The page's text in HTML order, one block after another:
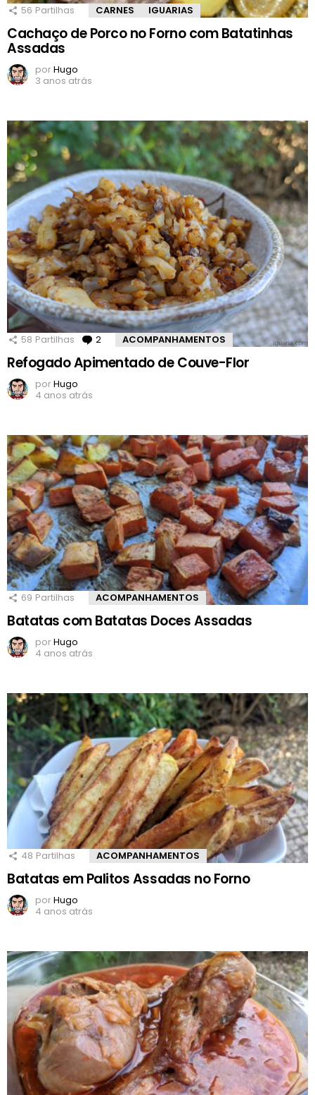
56 Partilhas CARNES IGUARIAS
Cachaço de Porco no Forno com Batatinhas
Assadas
porHugo
3 anos atrás
58 Partilhas 2 Comentários
ACOMPANHAMENTOS
Refogado Apimentado de Couve-Flor
porHugo
4 anos atrás
69 Partilhas ACOMPANHAMENTOS
Batatas com Batatas Doces Assadas
porHugo
4 anos atrás
48 Partilhas ACOMPANHAMENTOS
Batatas em Palitos Assadas no Forno
porHugo
4 anos atrás